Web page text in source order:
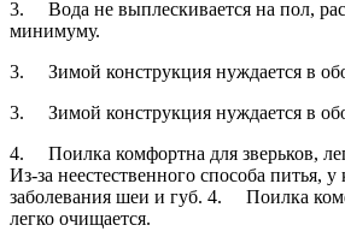
3. Вода не выплескивается на пол,
минимуму.
3. Зимой конструкция нуждается в
3. Зимой конструкция нуждается в
4. Поилка комфортна для зверьков,
Из-за неестественного способа питья,
заболевания шеи и губ. 4. Поилка
легко очищается.